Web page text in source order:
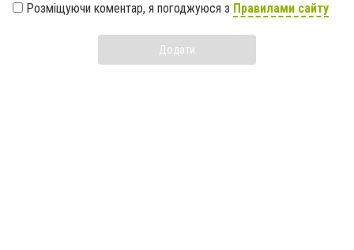
Розміщуючи коментар, я погоджуюся з Правилами сайту
Додати